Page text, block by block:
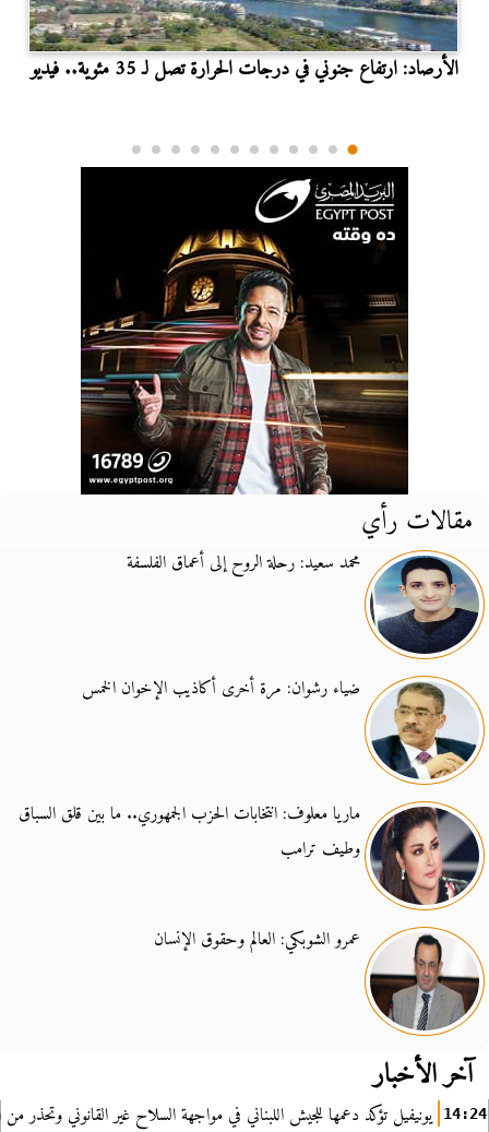
الأرصاد: ارتفاع جنوني في درجات الحرارة تصل لـ 35 مئوية.. فيديو
مقالات رأي
محمد سعيد: رحلة الروح إلى أعماق الفلسفة
ضياء رشوان: مرة أخرى أكاذيب الإخوان الخمس
ماريا معلوف: انتخابات الحزب الجمهوري.. ما بين قلق السباق
وطيف ترامب
عمرو الشوبكي: العالم وحقوق الإنسان
آخر الأخبار
14:24 يونيفيل تؤكد دعمها للجيش اللبناني في مواجهة السلاح غير القانوني وتحذر من